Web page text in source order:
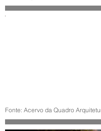
Fonte: Acervo da Quadro